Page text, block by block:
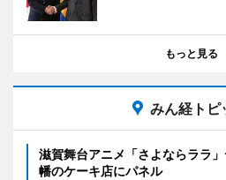
もっと見る
みん経トピ
滋賀舞台アニメ「さよならララ
幡のケーキ店にパネル